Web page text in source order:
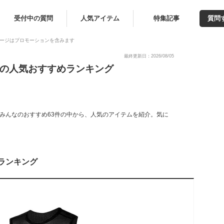
受付中の質問 人気アイテム 特集記事 質問
ジはプロモーションを含みます
最終更新日：2026/08/05
人気おすすめランキング
んなのおすすめ63件の中から、人気のアイテムを紹介。気に
ンキング